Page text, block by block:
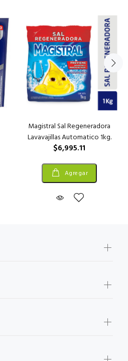
Magistral Sal Regeneradora
Lavavajillas Automatico 1kg.
$6,995.11
Agregar